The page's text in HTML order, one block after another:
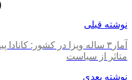
نوشته قبلی
آمار۳ ساله ویزا در کشور:
متاثر از سیاست
نوشته بعدی